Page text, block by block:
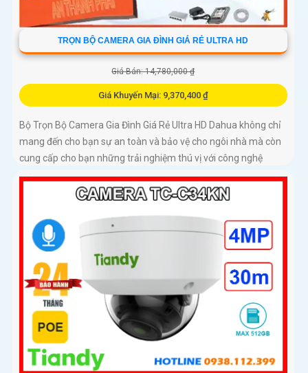
TRỌN BỘ CAMERA GIA ĐÌNH GIÁ RẺ ULTRA HD
Giá Bán: 14,780,000 ₫
Giá Khuyến Mại: 9,370,400 ₫
Bộ Trọn Bộ Camera Gia Đình Giá Rẻ Ultra HD Dahua không chỉ
mang đến cho bạn sự an toàn và bảo vệ cho ngôi nhà mà còn
cung cấp cho bạn những trải nghiệm thú vị với công nghệ
tiên...